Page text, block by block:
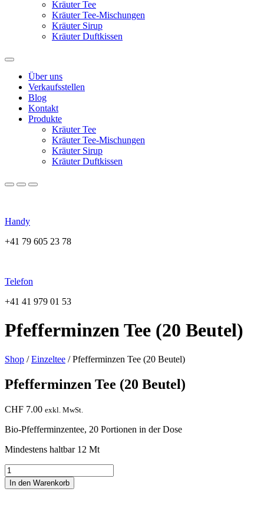
Kräuter Tee
Kräuter Tee-Mischungen
Kräuter Sirup
Kräuter Duftkissen
Über uns
Verkaufsstellen
Blog
Kontakt
Produkte
Kräuter Tee
Kräuter Tee-Mischungen
Kräuter Sirup
Kräuter Duftkissen
Handy
+41 79 605 23 78
Telefon
+41 41 979 01 53
Pfefferminzen Tee (20 Beutel)
Shop /Einzeltee / Pfefferminzen Tee (20 Beutel)
Pfefferminzen Tee (20 Beutel)
CHF 7.00 exkl. MwSt.
Bio-Pfefferminzentee, 20 Portionen in der Dose
Mindestens haltbar 12 Mt
Pfefferminzen
Tee
(20
In den Warenkorb